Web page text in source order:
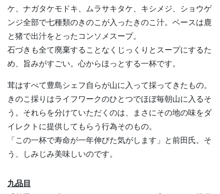
ケ、ナガタケモドキ、ムラサキタケ、キシメジ、ショウゲ
ンジ全部で七種類のきのこが入ったきのこ汁。ベースは鹿
と猪で出汁をとったコンソメスープ。
石づきも全て廃棄することなくじっくりとスープにするた
め、旨みがすごい。心からほっとする一杯です。
茸はすべて豊島シェフ自らが山に入って採ってきたもの。
きのこ採りはライフワークのひとつでほぼ毎朝山に入るそ
う。それらを分けていただくのは、まさにその地の味をダ
イレクトに提供してもらう行為そのもの。
「この一杯で寿命が一年伸びた気がします」と前田氏。そ
う、しみじみ美味しいのです。
九品目